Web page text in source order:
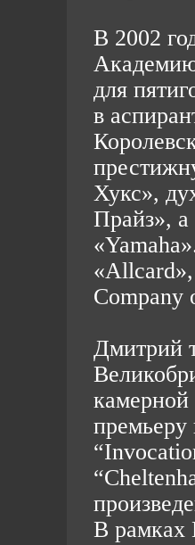
В 2002
для
в
Хукс»,
Прайз»,
Company
Дмитрий
В рамках